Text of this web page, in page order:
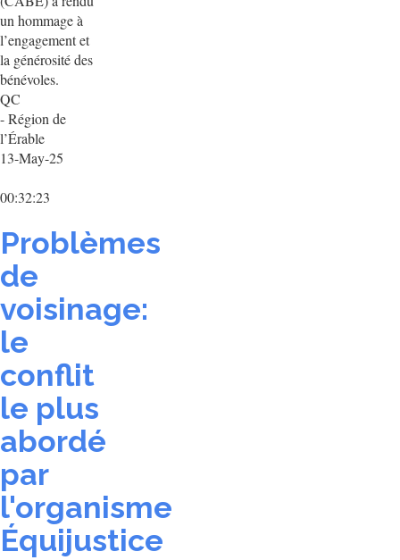
un hommage à
l’engagement et
la générosité des
bénévoles.
QC
- Région de
l’Érable
13-May-25
00:32:23
Problèmes
de
voisinage:
le
conflit
le plus
abordé
par
l'organisme
Équijustice